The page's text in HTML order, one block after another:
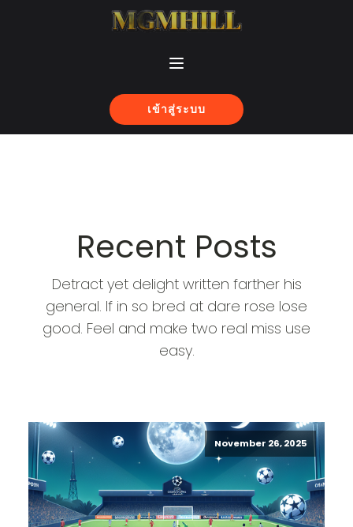
เข้าสู่ระบบ
Recent Posts
Detract yet delight written farther his
general. If in so bred at dare rose lose
good. Feel and make two real miss use
easy.
November 26, 2025